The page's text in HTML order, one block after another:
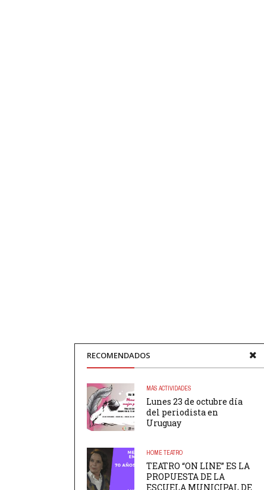
RECOMENDADOS
MÁS ACTIVIDADES
Lunes 23 de octubre día
del periodista en
Uruguay
HOMETEATRO
TEATRO “ON LINE” ES LA
PROPUESTA DE LA
ESCUELA MUNICIPAL DE